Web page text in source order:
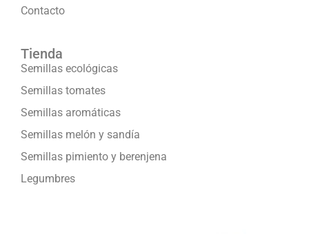
Contacto
Tienda
Semillas ecológicas
Semillas tomates
Semillas aromáticas
Semillas melón y sandía
Semillas pimiento y berenjena
Legumbres